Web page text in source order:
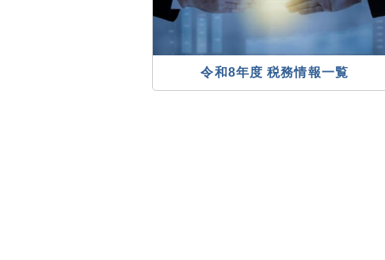
令和8年度 税務情報一覧